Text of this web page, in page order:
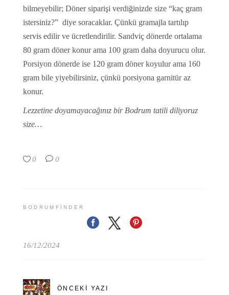
bilmeyebilir; Döner siparişi verdiğinizde size “kaç gram
istersiniz?” diye soracaklar. Çünkü gramajla tartılıp
servis edilir ve ücretlendirilir. Sandviç dönerde ortalama
80 gram döner konur ama 100 gram daha doyurucu olur.
Porsiyon dönerde ise 120 gram döner koyulur ama 160
gram bile yiyebilirsiniz, çünkü porsiyona garnitür az
konur.
Lezzetine doyamayacağınız bir Bodrum tatili diliyoruz
size…
0 0
BODRUMFINDER
16/12/2024
ÖNCEKI YAZI